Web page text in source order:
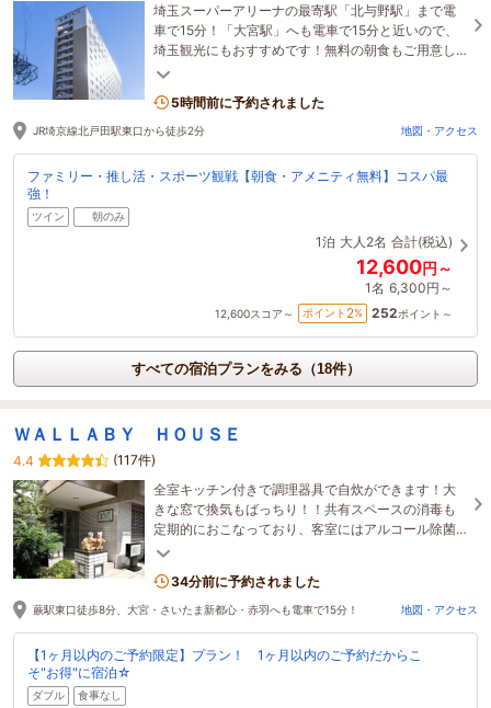
埼玉スーパーアリーナの最寄駅「北与野駅」まで電
車で15分！「大宮駅」へも電車で15分と近いので、
埼玉観光にもおすすめです！無料の朝食もご用意し
ております！
5時間前に予約されました
JR埼京線北戸田駅東口から徒歩2分 地図・アクセス
ファミリー・推し活・スポーツ観戦【朝食・アメニティ無料】コスパ最
強！
ツイン 朝のみ
1泊 大人2名 合計(税込)
12,600円～
1名 6,300円～
12,600スコア～ ポイント 2% 252ポイント～
すべての宿泊プランをみる（18件）
ＷＡＬＬＡＢＹ ＨＯＵＳＥ
4.4
(117件)
全室キッチン付きで調理器具で自炊ができます！大
きな窓で換気もばっちり！！共有スペースの消毒も
定期的におこなっており、客室にはアルコール除菌
スプレーもあるので、安心してお越し下さい☆
34分前に予約されました
蕨駅東口徒歩8分、大宮・さいたま新都心・赤羽へも電車で15分！ 地図・アクセス
【1ヶ月以内のご予約限定】プラン！ 1ヶ月以内のご予約だからこ
そ"お得"に宿泊☆
ダブル 食事なし